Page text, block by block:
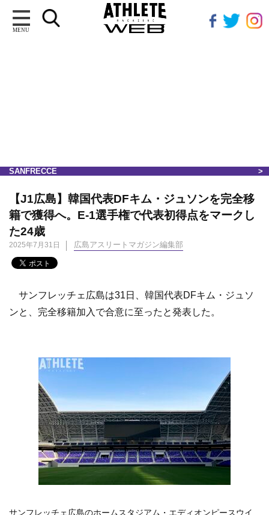
MENU
SANFRECCE
【J1広島】韓国代表DFキム・ジュソンを完全移
籍で獲得へ。E-1選手権で代表初得点をマークし
た24歳
2025年7月31日 広島アスリートマガジン編集部
サンフレッチェ広島は31日、韓国代表DFキム・ジュソ
ンと、完全移籍加入で合意に至ったと発表した。
サンフレッチェ広島のホームスタジアム・エディオンピースウイ